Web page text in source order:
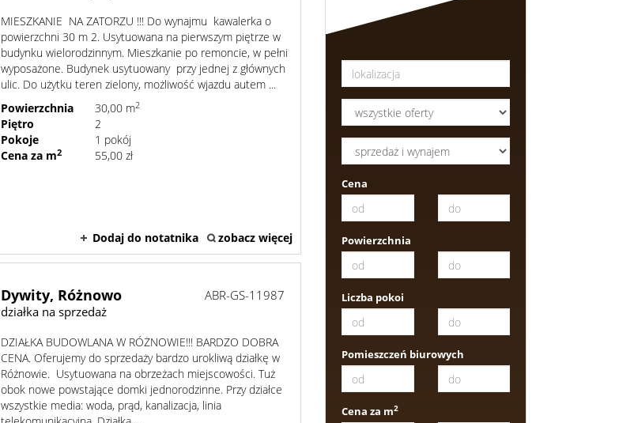
MIESZKANIE NA ZATORZU !!! Do wynajmu kawalerka o
powierzchni 30 m 2. Usytuowana na pierwszym piętrze w
budynku wielorodzinnym. Mieszkanie po remoncie, w pełni
wyposażone. Budynek usytuowany przy jednej z głównych
ulic. Do użytku teren zielony, możliwość wjazdu autem ...
Powierzchnia
30,00 m2
Piętro
2
Pokoje
1 pokój
Cena za m2 55,00 zł
Dodaj do notatnika zobacz więcej
Dywity, Różnowo
działka na sprzedaż
ABR-GS-11987
DZIAŁKA BUDOWLANA W RÓŻNOWIE!!! BARDZO DOBRA
CENA. Oferujemy do sprzedaży bardzo urokliwą działkę w
Różnowie. Usytuowana na obrzeżach miejscowości. Tuż
obok nowe powstające domki jednorodzinne. Przy działce
wszystkie media: woda, prąd, kanalizacja, linia
Cena
Powierzchnia
Liczba pokoi
Pomieszczeń biurowych
Cena za m2